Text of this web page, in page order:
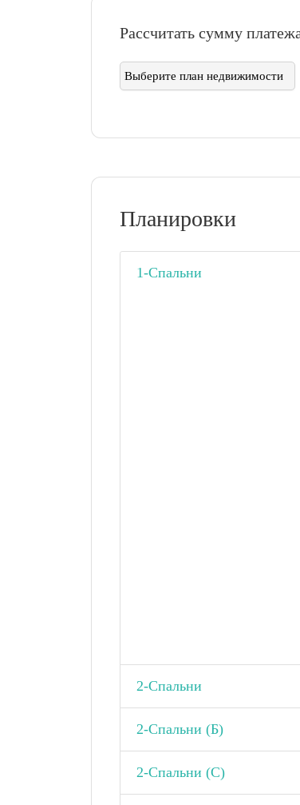
Рассчитать сумму
Планировки
1-Спальни
2-Спальни
2-Спальни (Б)
2-Спальни (С)